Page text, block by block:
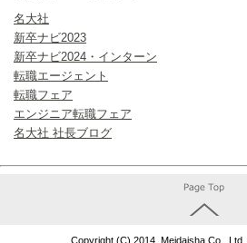
名大社
新卒ナビ2023
新卒ナビ2024・インターン
転職エージェント
転職フェア
エンジニア転職フェア
名大社 社長ブログ
Copyright (C) 2014. Meidaisha Co., Ltd.